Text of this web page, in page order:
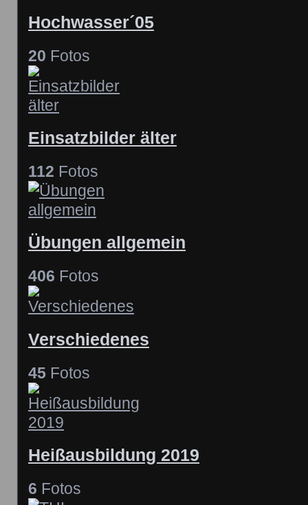
Hochwasser´05
20 Fotos
Einsatzbilder älter
112 Fotos
Übungen allgemein
406 Fotos
Verschiedenes
45 Fotos
Heißausbildung 2019
6 Fotos